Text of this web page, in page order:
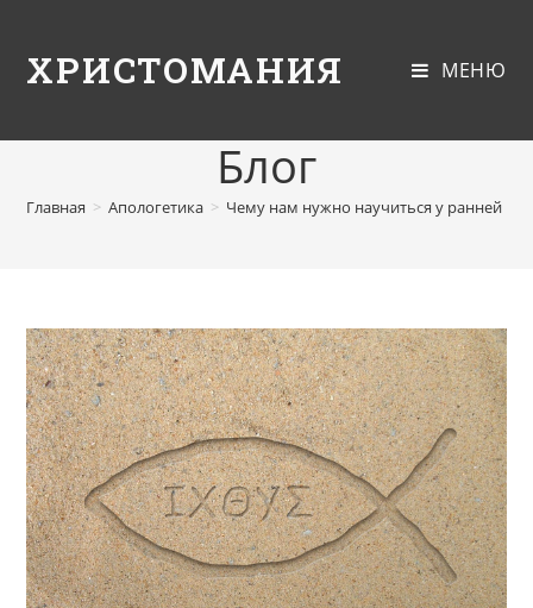
ХРИСТОМАНИЯ МЕНЮ
Блог
Главная > Апологетика > Чему нам нужно научиться у ранней